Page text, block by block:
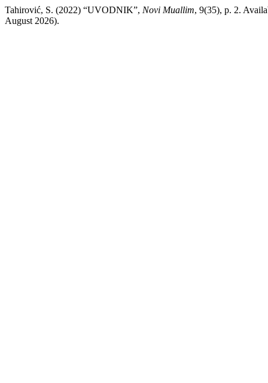
Tahirović, S. (2022) “UVODNIK”, Novi Muallim, 9(35), p. 2.
August 2026).